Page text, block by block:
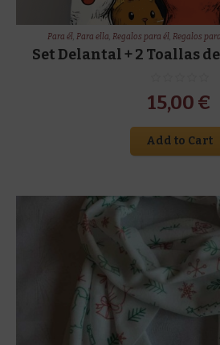
Para él, Para ella, Regalos para él, Regalos
Set Delantal + 2 Toallas
15,00 €
Add to Cart